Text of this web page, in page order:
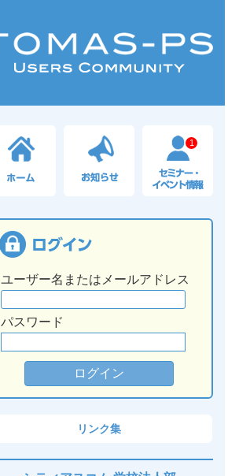
1
ユーザー名またはメールアドレス
パスワード
リンク集